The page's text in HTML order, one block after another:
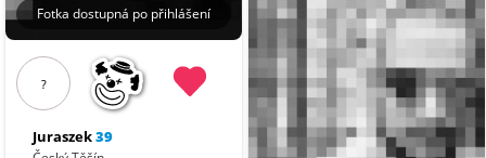
Fotka dostupná po přihlášení
?
Juraszek39